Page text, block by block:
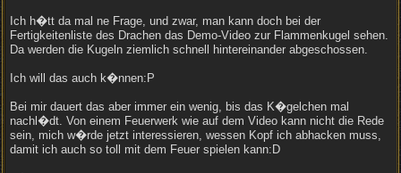
Ich h�tt da mal ne Frage, und zwar, man kann doch bei der
Fertigkeitenliste des Drachen das Demo-Video zur Flammenkugel sehen.
Da werden die Kugeln ziemlich schnell hintereinander abgeschossen.
Ich will das auch k�nnen:P
Bei mir dauert das aber immer ein wenig, bis das K�gelchen mal
nachl�dt. Von einem Feuerwerk wie auf dem Video kann nicht die Rede
sein, mich w�rde jetzt interessieren, wessen Kopf ich abhacken muss,
damit ich auch so toll mit dem Feuer spielen kann:D